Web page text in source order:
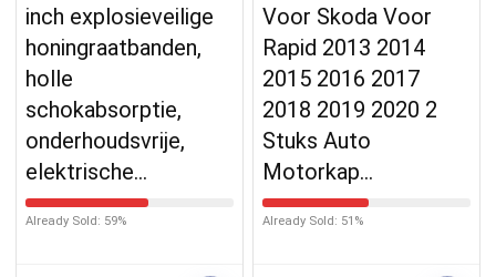
inch explosieveilige
honingraatbanden,
holle
schokabsorptie,
onderhoudsvrije,
elektrische…
Already Sold: 59%
Voor Skoda Voor
Rapid 2013 2014
2015 2016 2017
2018 2019 2020 2
Stuks Auto
Motorkap…
Already Sold: 51%